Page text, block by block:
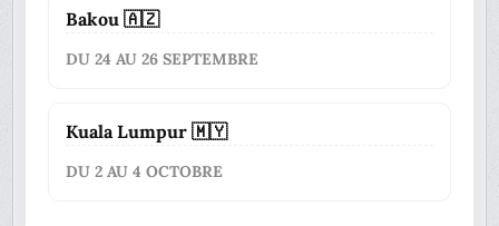
Bakou 🇦🇿
DU 24 AU 26 SEPTEMBRE
Kuala Lumpur 🇲🇾
DU 2 AU 4 OCTOBRE